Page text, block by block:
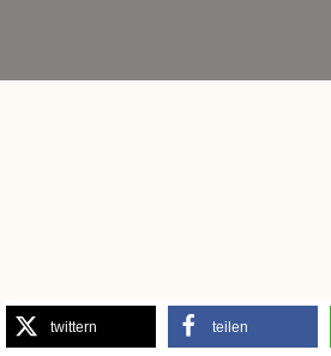
twittern teilen